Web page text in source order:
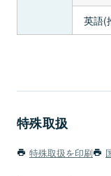
英語(
特殊取扱
特殊取扱を印刷